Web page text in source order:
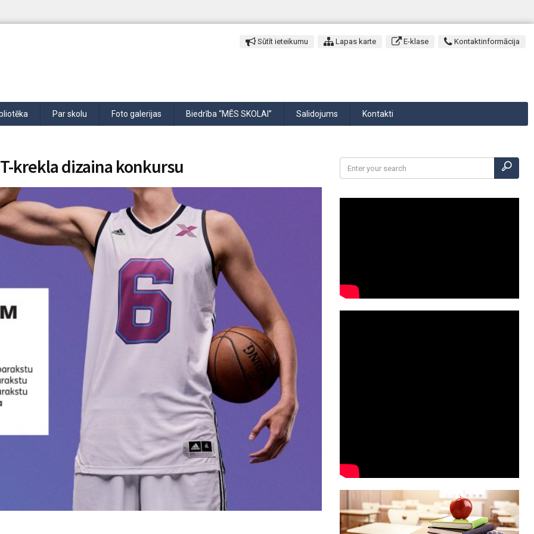
Sūtīt ieteikumu Lapas karte E-klase Kontaktinformācija
Par skolu Foto galerijas Biedrība “MĒS SKOLAI” Salidojums Kontakti
krekla dizaina konkursu